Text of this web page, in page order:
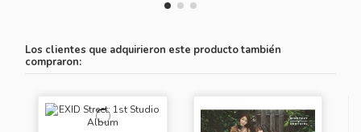
Los clientes que adquirieron este producto también
compraron: